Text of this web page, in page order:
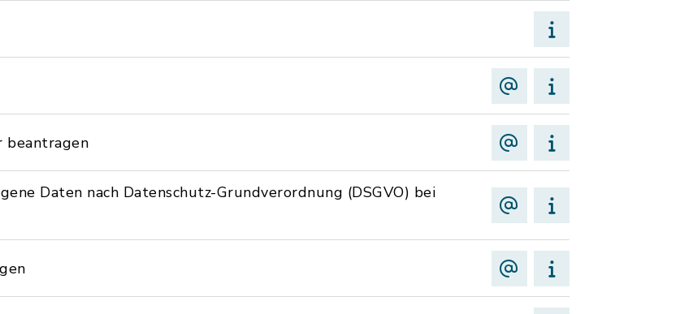
beantragen
Daten nach Datenschutz-Grundverordnung (DSGVO) bei